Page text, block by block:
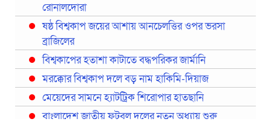
রোনালদোরা
ষষ্ঠ বিশ্বকাপ জয়ের আশায় আনচেলত্তির ওপর ভরসা
ব্রাজিলের
বিশ্বকাপের হতাশা কাটাতে বদ্ধপরিকর জার্মানি
মরক্কোর বিশ্বকাপ দলে বড় নাম হাকিমি-দিয়াজ
মেয়েদের সামনে হ্যাটট্রিক শিরোপার হাতছানি
বাংলাদেশ জাতীয় ফুটবল দলের নতুন অধ্যায় শুরু